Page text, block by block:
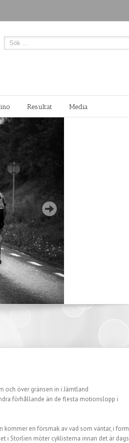
Resultat Media
och över gränsen in i Jämtland
förhållande än de flesta motionslopp i
en försmak av vad som väntar, i form
i Storlien möter cyklisterna innan det är dags